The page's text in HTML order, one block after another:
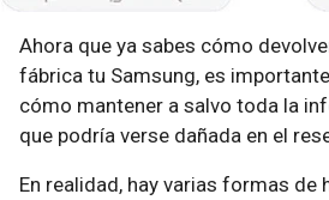
Ahora que ya sabes cómo
fábrica tu Samsung, es
cómo mantener a salvo toda la
que podría verse dañada en el
En realidad, hay varias formas de